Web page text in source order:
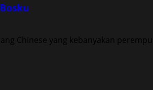
Chinese yang kebanyakan